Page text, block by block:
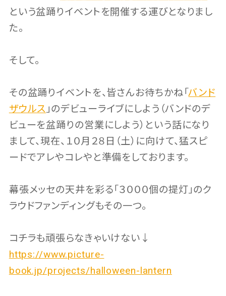
という盆踊りイベントを開催する運びとなりまし
た。
そして。
その盆踊りイベントを、皆さんお待ちかね「バンド
ザウルス 」のデビューライブにしよう（バンドのデ
ビューを盆踊りの営業にしよう）という話になり
まして、現在、１０月２８日（土）に向けて、猛スピ
ードでアレやコレやと準備をしております。
幕張メッセの天井を彩る「３０００個の提灯」のク
ラウドファンディングもその一つ。
コチラも頑張らなきゃいけない↓
https://www.picture-
book.jp/projects/halloween-lantern